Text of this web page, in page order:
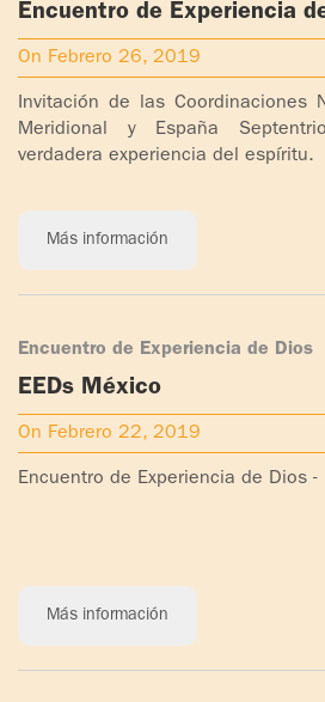
Encuentro de Experiencia
España
On Febrero 26, 2019
Invitación de las Coordinaciones
Meridional y España
verdadera experiencia del espíritu.
Más información
Encuentro de Experiencia de Dios
EEDs México
On Febrero 22, 2019
Encuentro de Experiencia de Dios -
Más información